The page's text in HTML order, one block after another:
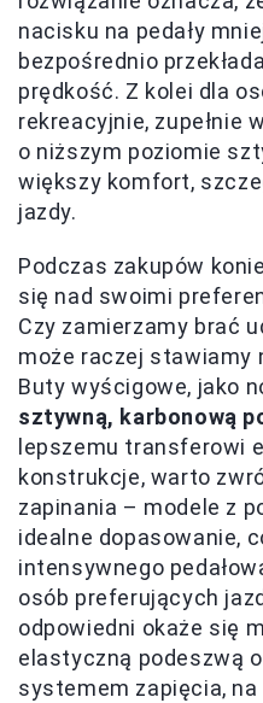
nacisku na pedały
bezpośrednio
prędkość. Z kolei dla
rekreacyjnie, zupełnie
o niższym poziomie
większy komfort,
jazdy.
Podczas zakupów
się nad swoimi
Czy zamierzamy brać
może raczej stawiamy
Buty wyścigowe, jako
sztywną, karbonową
lepszemu transferowi
konstrukcje, warto
zapinania – modele z
idealne dopasowanie,
intensywnego
osób preferujących
odpowiedni okaże się
elastyczną podeszwą
systemem zapięcia, na